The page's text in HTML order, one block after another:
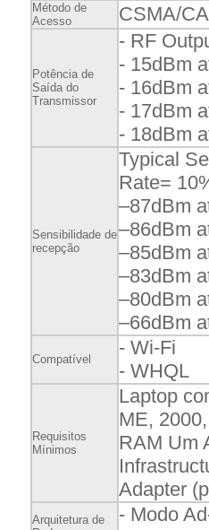
Método de
Acesso
CSMA/
Potência de
Saída do
Transmissor
- RF
- 15dBm
- 16dBm
- 17dBm
- 18dBm
Sensibilidade de
recepção
Typical
Rate=
–87dBm
–86dBm
–85dBm
–83dBm
–80dBm
–66dBm
Compatível
- Wi-Fi
- WHQL
Requisitos
Mínimos
Laptop
ME,
RAM Um
Adapter
Arquitetura de
- Modo